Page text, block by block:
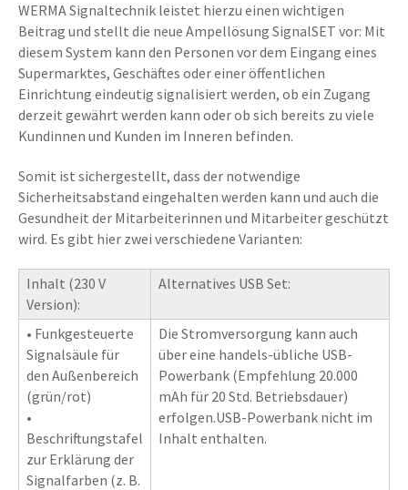
WERMA Signaltechnik leistet hierzu einen wichtigen
Beitrag und stellt die neue Ampellösung SignalSET vor: Mit
diesem System kann den Personen vor dem Eingang eines
Supermarktes, Geschäftes oder einer öffentlichen
Einrichtung eindeutig signalisiert werden, ob ein Zugang
derzeit gewährt werden kann oder ob sich bereits zu viele
Kundinnen und Kunden im Inneren befinden.
Somit ist sichergestellt, dass der notwendige
Sicherheitsabstand eingehalten werden kann und auch die
Gesundheit der Mitarbeiterinnen und Mitarbeiter geschützt
wird. Es gibt hier zwei verschiedene Varianten:
Inhalt (230 V
Version):
Alternatives USB Set:
• Funkgesteuerte
Signalsäule für
den Außenbereich
(grün/rot)
•
Beschriftungstafel
zur Erklärung der
Signalfarben (z. B.
Die Stromversorgung kann auch
über eine handels-übliche USB-
Powerbank (Empfehlung 20.000
mAh für 20 Std. Betriebsdauer)
erfolgen.USB-Powerbank nicht im
Inhalt enthalten.